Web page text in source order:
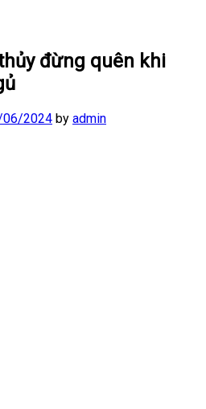
đừng quên khi
06/2024 by admin